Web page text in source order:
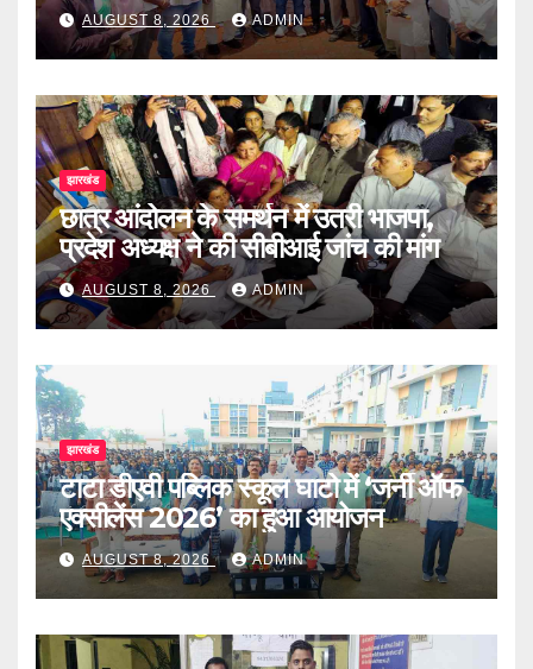
AUGUST 8, 2026 ADMIN
झारखंड
छात्र आंदोलन के समर्थन में उतरी भाजपा,
प्रदेश अध्यक्ष ने की सीबीआई जांच की मांग
AUGUST 8, 2026 ADMIN
झारखंड
टाटा डीएवी पब्लिक स्कूल घाटो में ‘जर्नी ऑफ
एक्सीलेंस 2026’ का हुआ आयोजन
AUGUST 8, 2026 ADMIN